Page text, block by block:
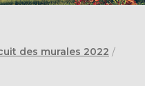
des murales 2022 /